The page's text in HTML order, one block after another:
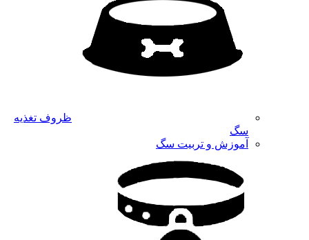
ظروف تغذیه
سگ
آموزش و تربیت سگ